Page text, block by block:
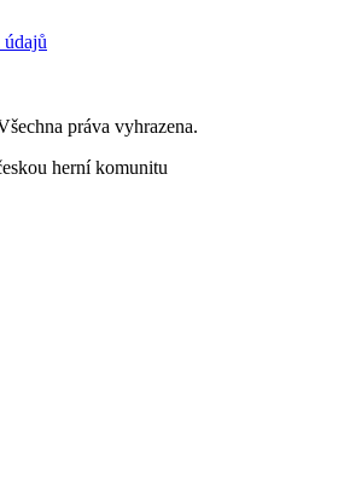
údajů
práva vyhrazena.
herní komunitu